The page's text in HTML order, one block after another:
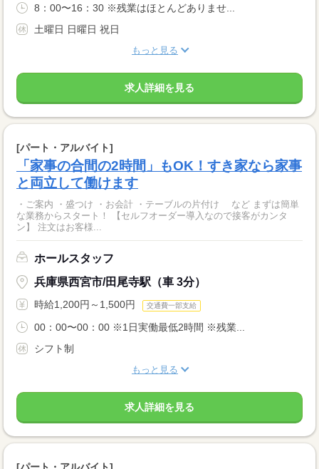
8：00〜16：30 ※残業はほとんどありませ...
土曜日 日曜日 祝日
もっと見る
求人詳細を見る
[パート・アルバイト]
「家事の合間の2時間」もOK！すき家なら家事
と両立して働けます
・ご案内 ・盛つけ ・お会計 ・テーブルの片付け など まずは簡単
な業務からスタート！ 【セルフオーダー導入なので接客がカンタ
ン】 注文はお客様...
ホールスタッフ
兵庫県西宮市/田尾寺駅（車 3分）
時給1,200円～1,500円 交通費一部支給
00：00〜00：00 ※1日実働最低2時間 ※残業...
シフト制
もっと見る
求人詳細を見る
[パート・アルバイト]